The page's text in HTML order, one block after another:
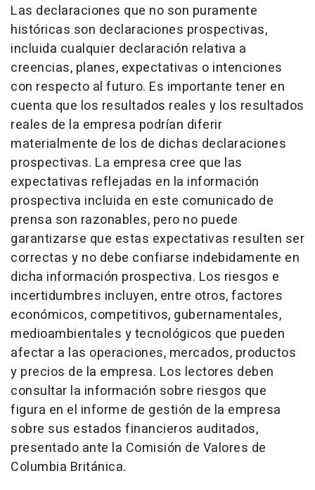
Las declaraciones que no son puramente
históricas son declaraciones prospectivas,
incluida cualquier declaración relativa a
creencias, planes, expectativas o intenciones
con respecto al futuro. Es importante tener en
cuenta que los resultados reales y los resultados
reales de la empresa podrían diferir
materialmente de los de dichas declaraciones
prospectivas. La empresa cree que las
expectativas reflejadas en la información
prospectiva incluida en este comunicado de
prensa son razonables, pero no puede
garantizarse que estas expectativas resulten ser
correctas y no debe confiarse indebidamente en
dicha información prospectiva. Los riesgos e
incertidumbres incluyen, entre otros, factores
económicos, competitivos, gubernamentales,
medioambientales y tecnológicos que pueden
afectar a las operaciones, mercados, productos
y precios de la empresa. Los lectores deben
consultar la información sobre riesgos que
figura en el informe de gestión de la empresa
sobre sus estados financieros auditados,
presentado ante la Comisión de Valores de
Columbia Británica.